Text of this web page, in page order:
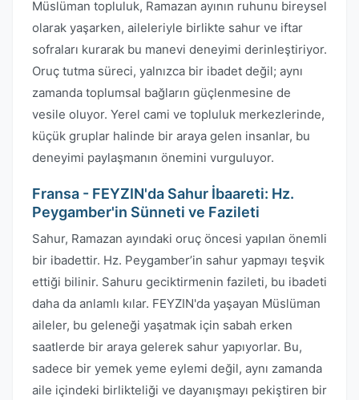
Müslüman topluluk, Ramazan ayının ruhunu bireysel
olarak yaşarken, aileleriyle birlikte sahur ve iftar
sofraları kurarak bu manevi deneyimi derinleştiriyor.
Oruç tutma süreci, yalnızca bir ibadet değil; aynı
zamanda toplumsal bağların güçlenmesine de
vesile oluyor. Yerel cami ve topluluk merkezlerinde,
küçük gruplar halinde bir araya gelen insanlar, bu
deneyimi paylaşmanın önemini vurguluyor.
Fransa - FEYZIN'da Sahur İbaareti: Hz.
Peygamber'in Sünneti ve Fazileti
Sahur, Ramazan ayındaki oruç öncesi yapılan önemli
bir ibadettir. Hz. Peygamber’in sahur yapmayı teşvik
ettiği bilinir. Sahuru geciktirmenin fazileti, bu ibadeti
daha da anlamlı kılar. FEYZIN'da yaşayan Müslüman
aileler, bu geleneği yaşatmak için sabah erken
saatlerde bir araya gelerek sahur yapıyorlar. Bu,
sadece bir yemek yeme eylemi değil, aynı zamanda
aile içindeki birlikteliği ve dayanışmayı pekiştiren bir